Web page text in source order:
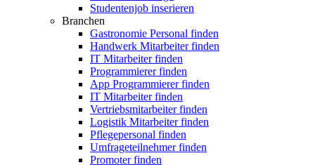
Studentenjob inserieren
Branchen
Gastronomie Personal finden
Handwerk Mitarbeiter finden
IT Mitarbeiter finden
Programmierer finden
App Programmierer finden
IT Mitarbeiter finden
Vertriebsmitarbeiter finden
Logistik Mitarbeiter finden
Pflegepersonal finden
Umfrageteilnehmer finden
Promoter finden